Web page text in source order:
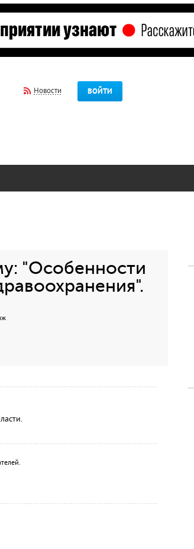
Новости ВОЙТИ
"Особенности